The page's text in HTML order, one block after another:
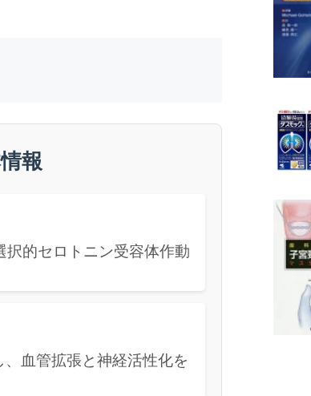
報
的セロトニン受容体作動
血管拡張と神経活性化を